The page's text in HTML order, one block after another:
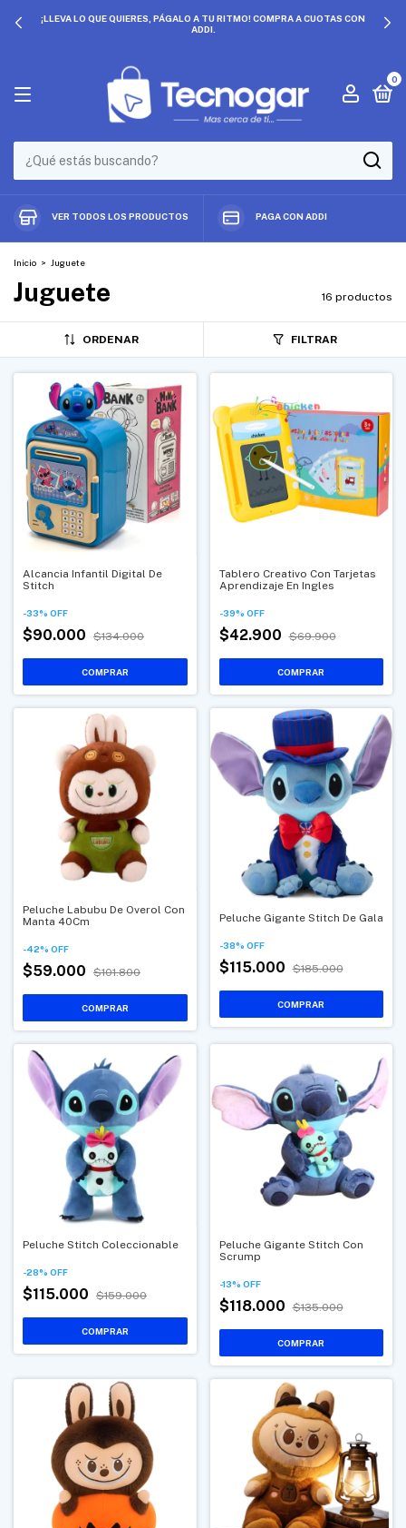
CON PRECIOS QUE NO SE REPITEN. ¡APROVECHA DESCUENTOS
0
VER TODOS LOS PRODUCTOS PAGA CON ADDI
Inicio > Juguete
Juguete 16 productos
ORDENAR FILTRAR
Alcancia Infantil Digital De
Stitch
-33% OFF
$90.000 $134.000
Tablero Creativo Con Tarjetas
Aprendizaje En Ingles
-39% OFF
$42.900 $69.900
Peluche Labubu De Overol Con
Manta 40Cm
-42% OFF
$59.000 $101.800
Peluche Gigante Stitch De Gala
-38% OFF
$115.000 $185.000
Peluche Stitch Coleccionable
-28% OFF
$115.000 $159.000
Peluche Gigante Stitch Con
Scrump
-13% OFF
$118.000 $135.000